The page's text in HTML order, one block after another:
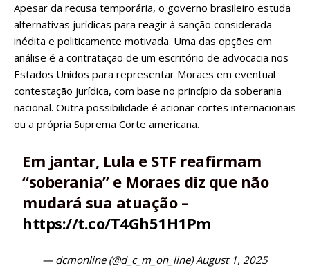
Apesar da recusa temporária, o governo brasileiro estuda
alternativas jurídicas para reagir à sanção considerada
inédita e politicamente motivada. Uma das opções em
análise é a contratação de um escritório de advocacia nos
Estados Unidos para representar Moraes em eventual
contestação jurídica, com base no princípio da soberania
nacional. Outra possibilidade é acionar cortes internacionais
ou a própria Suprema Corte americana.
Em jantar, Lula e STF reafirmam
“soberania” e Moraes diz que não
mudará sua atuação –
https://t.co/T4Gh51H1Pm
— dcmonline (@d_c_m_on_line)August 1, 2025